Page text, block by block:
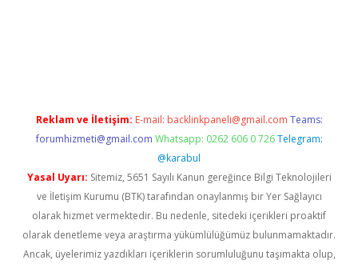
Reklam ve İletişim: E-mail: backlinkpaneli@gmail.com Teams:
forumhizmeti@gmail.com Whatsapp: 0262 606 0 726 Telegram:
@karabul
Yasal Uyarı: Sitemiz, 5651 Sayılı Kanun gereğince Bilgi Teknolojileri
ve İletişim Kurumu (BTK) tarafından onaylanmış bir Yer Sağlayıcı
olarak hizmet vermektedir. Bu nedenle, sitedeki içerikleri proaktif
olarak denetleme veya araştırma yükümlülüğümüz bulunmamaktadır.
Ancak, üyelerimiz yazdıkları içeriklerin sorumluluğunu taşımakta olup,